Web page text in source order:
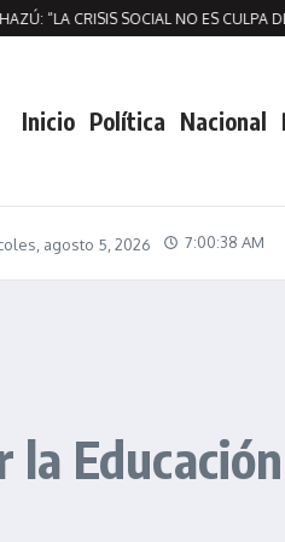
CRISIS SOCIAL NO ES CULPA DE
Inicio Política Nacional
agosto 5, 2026 7:00:39 AM